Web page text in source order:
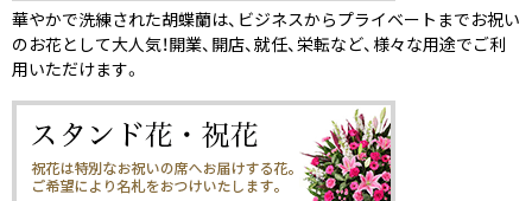
華やかで洗練された胡蝶蘭は、ビジネスからプライベートまでお祝い
のお花として大人気！開業、開店、就任、栄転など、様々な用途でご利
用いただけます。